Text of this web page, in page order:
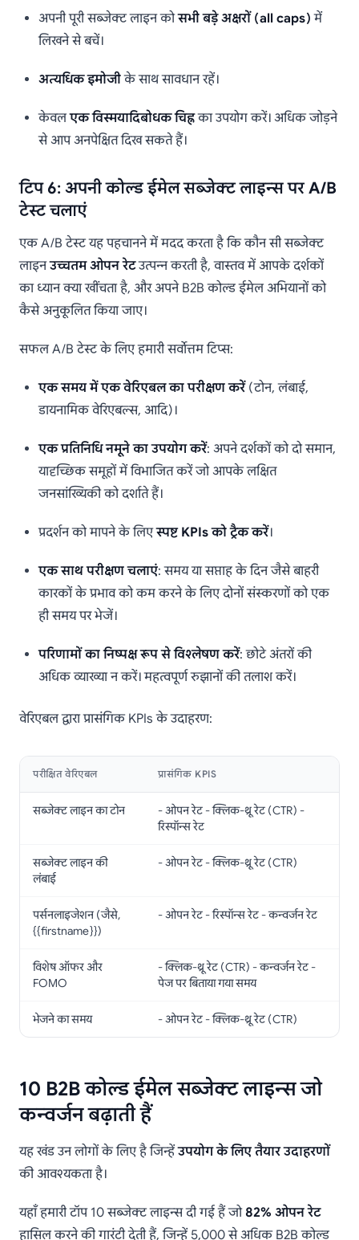
अपनी पूरी सब्जेक्ट लाइन कोसभी बड़े अक्षरों (all caps) में
लिखने से बचें।
अत्यधिक इमोजीके साथ सावधान रहें।
केवलएक विस्मयादिबोधक चिह्नका उपयोग करें। अधिक जोड़ने
से आप अनपेक्षित दिख सकते हैं।
टिप 6: अपनी कोल्ड ईमेल सब्जेक्ट लाइन्स पर A/B
टेस्ट चलाएं
एक A/B टेस्ट यह पहचानने में मदद करता है कि कौन सी सब्जेक्ट
लाइनउच्चतम ओपन रेटउत्पन्न करती है, वास्तव में आपके दर्शकों
का ध्यान क्या खींचता है, और अपने B2B कोल्ड ईमेल अभियानों को
कैसे अनुकूलित किया जाए।
सफल A/B टेस्ट के लिए हमारी सर्वोत्तम टिप्स:
एक समय में एक वेरिएबल का परीक्षण करें(टोन, लंबाई,
डायनामिक वेरिएबल्स, आदि)।
एक प्रतिनिधि नमूने का उपयोग करें: अपने दर्शकों को दो समान,
यादृच्छिक समूहों में विभाजित करें जो आपके लक्षित
जनसांख्यिकी को दर्शाते हैं।
प्रदर्शन को मापने के लिएस्पष्ट KPIs को ट्रैक करें।
एक साथ परीक्षण चलाएं: समय या सप्ताह के दिन जैसे बाहरी
कारकों के प्रभाव को कम करने के लिए दोनों संस्करणों को एक
ही समय पर भेजें।
परिणामों का निष्पक्ष रूप से विश्लेषण करें: छोटे अंतरों की
अधिक व्याख्या न करें। महत्वपूर्ण रुझानों की तलाश करें।
वेरिएबल द्वारा प्रासंगिक KPIs के उदाहरण:
परीक्षित वेरिएबल प्रासंगिक KPIS
सब्जेक्ट लाइन का टोन
- ओपन रेट - क्लिक-थ्रू रेट (CTR) -
रिस्पॉन्स रेट
सब्जेक्ट लाइन की
लंबाई
- ओपन रेट - क्लिक-थ्रू रेट (CTR)
पर्सनलाइजेशन (जैसे,
{{firstname}})
- ओपन रेट - रिस्पॉन्स रेट - कन्वर्जन रेट
विशेष ऑफर और
FOMO
- क्लिक-थ्रू रेट (CTR) - कन्वर्जन रेट -
पेज पर बिताया गया समय
भेजने का समय - ओपन रेट - क्लिक-थ्रू रेट (CTR)
10 B2B कोल्ड ईमेल सब्जेक्ट लाइन्स जो
कन्वर्जन बढ़ाती हैं
यह खंड उन लोगों के लिए है जिन्हेंउपयोग के लिए तैयार उदाहरणों
की आवश्यकता है।
यहाँ हमारी टॉप 10 सब्जेक्ट लाइन्स दी गई हैं जो 82% ओपन रेट
हासिल करने की गारंटी देती हैं, जिन्हें 5,000 से अधिक B2B कोल्ड